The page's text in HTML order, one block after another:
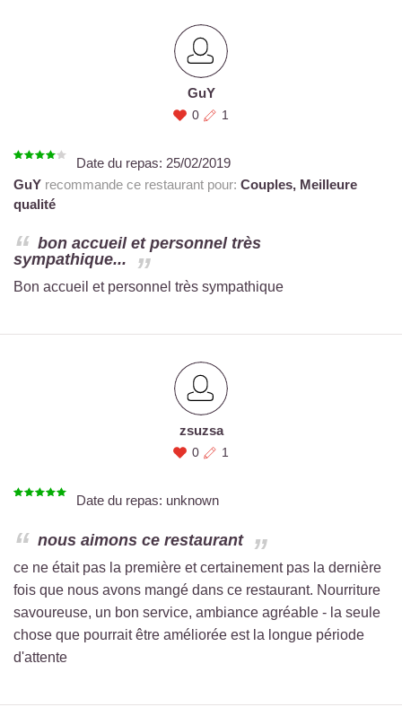
GuY
0 1
Date du repas: 25/02/2019
GuY recommande ce restaurant pour: Couples, Meilleure
qualité
bon accueil et personnel très
sympathique...
Bon accueil et personnel très sympathique
zsuzsa
0 1
Date du repas: unknown
nous aimons ce restaurant
ce ne était pas la première et certainement pas la dernière
fois que nous avons mangé dans ce restaurant. Nourriture
savoureuse, un bon service, ambiance agréable - la seule
chose que pourrait être améliorée est la longue période
d'attente